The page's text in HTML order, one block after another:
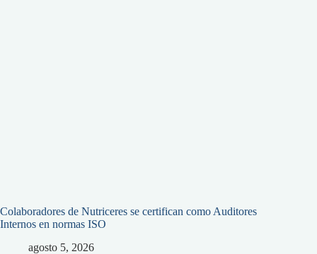
Colaboradores de Nutriceres se certifican como Auditores
Internos en normas ISO
agosto 5, 2026